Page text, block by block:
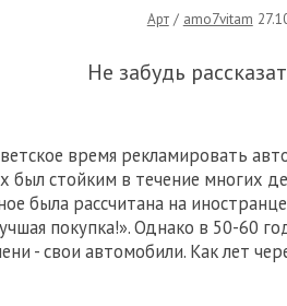
Арт/ amo7vitam
Не забудь
время рекламировать
стойким в течение многих
была рассчитана на
покупка!». Однако в 50-60
- свои автомобили. Как лет